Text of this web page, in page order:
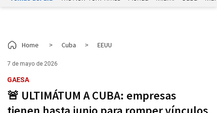
Home > Cuba > EEUU
7 de mayo de 2026
GAESA
🚨 ULTIMÁTUM A CUBA: empresas